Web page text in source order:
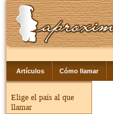
Artículos Cómo llamar
Elige el país al que
llamar